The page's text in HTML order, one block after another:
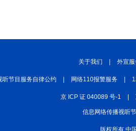
关于我们 外宣
听节目服务自律公约 网络110报警服务
京 ICP 证 040089 号-1
信息网络传播视听
版权所有 中